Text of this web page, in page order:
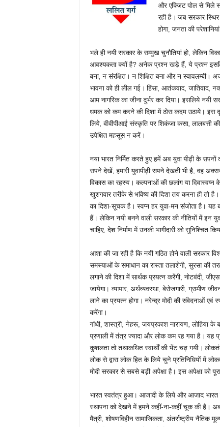
और एक्जिट पोल से मिले
रही है। जब सरकार स्थिर
होगा, जनता की
भले ही नयी सरकार के सम्मुख चुनौतियां हो, लेकिन
आवश्यकता क्यों है? अनेक प्रश्न खडे़ हैं, ये प्रश्न
बना, न संरक्षित। न शिक्षित बना और न स्वावलम्बी।
भावना को ही लील गई। हिंसा, आतंकवाद, जातिवाद,
आम नागरिक का जीना दुर्भर कर दिया। इसलिये नयी
धमक को कम करने की दिशा में ठोस कदम उठाये। इस
लिये, वीवीपीआई संस्कृति पर शिकंजा कसा, लालबत्ती
उपेक्षित महसूस न करें।
नया भारत निर्मित करते हुए हमें अब युवा पीढ़ी के
सपने देखें, हमारी युवापीढ़ी सपने देखती भी है, वह
विकास का रहस्य। कल्पनाओं की छलांग या
खुशगवार तरीके से भविष्य की दिशा तय करना ही तो
का दिशा-सूचक है। स्वप्न हर युवा-मन संजोता है।
हैं। लेकिन नयी बनने वाली सरकार की नीतियों में इन
चाहिए, देश निर्माण में उनकी भागीदारी को सुनिश्चित
आशा की जा रही है कि नयी गठित होने वाली सरकार
समस्याओं के समाधान का रास्ता तलाशेगी, सुरसा की
लगाने की दिशा में सार्थक प्रयत्न करेंगी, नोटबंदी,
जायेगा। व्यापार, अर्थव्यवस्था, बेरोजगारी, ग्रामीण
लाने का प्रयत्न होगा। नरेन्द्र मोदी की संवेदनाओं एवं
करेंगा।
गांधी, शास्त्री, नेहरू, जयप्रकाश नारायण, लोहिया के
प्रणाली में तंत्र ज्यादा और लोक कम रह गया है। यह
कुशलता तो तथाकथित स्वार्थों की भेंट चढ़ गयी।
लोक से द्वारा लोक हित के लिये चुने प्रतिनिधियों में
मोदी सरकार से सबसे बड़ी अपेक्षा है। इस अपेक्षा को
भारत स्वतंत्र हुआ। आजादी के लिये और आजाद
स्थापना को देखने में हमने कहीं-ना-कहीं चूक की है। अब
मैत्री, शोषणविहीन सामाजिकता, अंतर्राष्ट्रीय नैतिक